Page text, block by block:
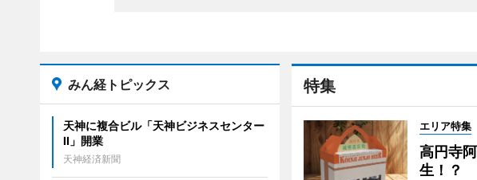
特集
エリア特集
高円寺
生！？
みん経トピックス
天神に複合ビル「天神ビジネスセンター
II」開業
天神経済新聞